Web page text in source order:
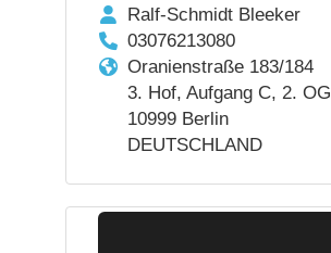
Ralf-Schmidt Bleeker
03076213080
Oranienstraße 183/184
3. Hof, Aufgang C, 2. OG
10999 Berlin
DEUTSCHLAND